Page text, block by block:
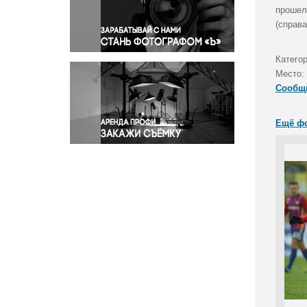
Правосудие
Происшествия и конфликты
Религия
Светская жизнь
Спорт
Экология
Экономика и бизнес
Место:
Ещё